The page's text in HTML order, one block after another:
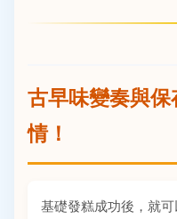
古早味變奏與
情！
基礎發糕成功後，就